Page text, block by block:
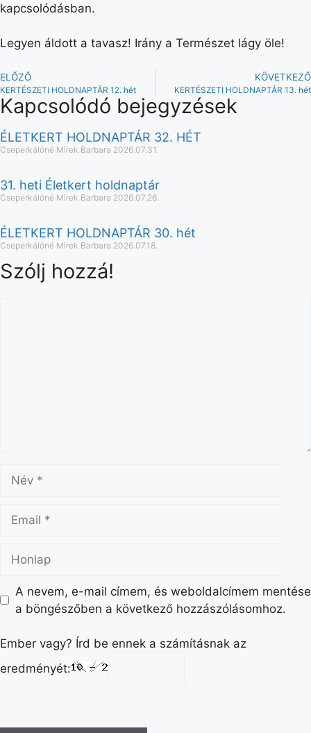
kapcsolódásban.
Legyen áldott a tavasz! Irány a Természet lágy öle!
ELŐZŐ
KERTÉSZETI HOLDNAPTÁR 12. hét
KÖVETKEZŐ
KERTÉSZETI HOLDNAPTÁR 13. hét
Kapcsolódó bejegyzések
ÉLETKERT HOLDNAPTÁR 32. HÉT
Cseperkálóné Mirek Barbara 2026.07.31.
31. heti Életkert holdnaptár
Cseperkálóné Mirek Barbara 2026.07.26.
ÉLETKERT HOLDNAPTÁR 30. hét
Cseperkálóné Mirek Barbara 2026.07.18.
Szólj hozzá!
A nevem, e-mail címem, és weboldalcímem mentése
a böngészőben a következő hozzászólásomhoz.
Ember vagy? Írd be ennek a számításnak az
eredményét: